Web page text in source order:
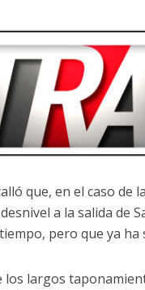
que, en el caso de
a la salida de
pero que ya ha
los largos